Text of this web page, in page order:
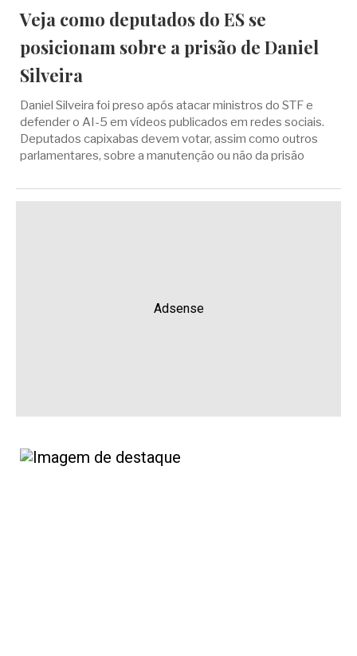
Veja como deputados do ES se
posicionam sobre a prisão de Daniel
Silveira
Daniel Silveira foi preso após atacar ministros do STF e
defender o AI-5 em vídeos publicados em redes sociais.
Deputados capixabas devem votar, assim como outros
parlamentares, sobre a manutenção ou não da prisão
Adsense